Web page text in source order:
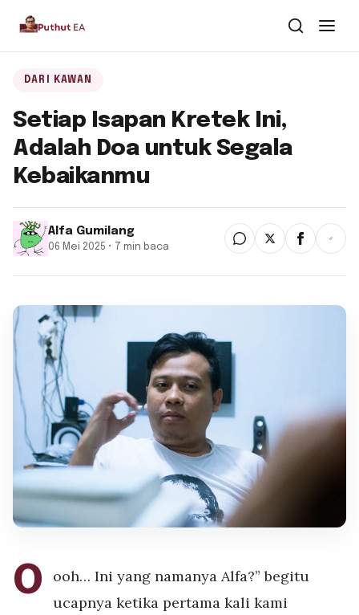
Dari Dalam
Dari Kawan
Puthut EA
DARI KAWAN
Setiap Isapan Kretek Ini,
Adalah Doa untuk Segala
Kebaikanmu
Alfa Gumilang
06 Mei 2025 • 7 min baca
O
ooh… Ini yang namanya Alfa?” begitu
ucapnya ketika pertama kali kami